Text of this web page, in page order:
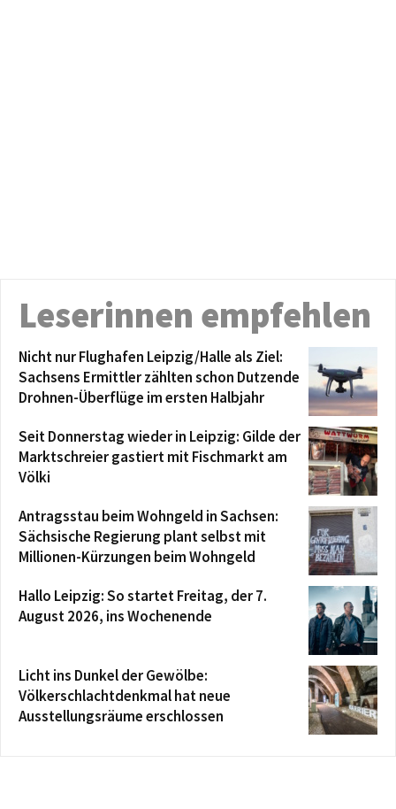
Leserinnen empfehlen
Nicht nur Flughafen Leipzig/Halle als Ziel:
Sachsens Ermittler zählten schon Dutzende
Drohnen-Überflüge im ersten Halbjahr
Seit Donnerstag wieder in Leipzig: Gilde der
Marktschreier gastiert mit Fischmarkt am
Völki
Antragsstau beim Wohngeld in Sachsen:
Sächsische Regierung plant selbst mit
Millionen-Kürzungen beim Wohngeld
Hallo Leipzig: So startet Freitag, der 7.
August 2026, ins Wochenende
Licht ins Dunkel der Gewölbe:
Völkerschlachtdenkmal hat neue
Ausstellungsräume erschlossen